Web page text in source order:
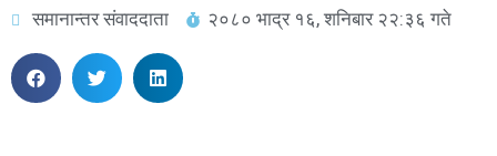
समानान्तर संवाददाता २०८० भाद्र १६, शनिबार २२:३६ गते